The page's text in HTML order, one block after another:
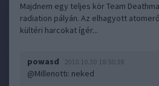
Majdnem egy teljes kör Team
radiation pályán. Az elhagyott
kültéri harcokat ígér...
powasd 2010.10.30 18:50:38
@Millenotti: neked